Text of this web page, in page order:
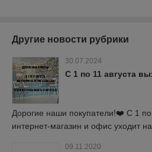
Другие новости рубрики
30.07.2024
С 1 по 11 августа
Дорогие наши покупатели!❤️ С 1 по
интернет-магазин и офис уходит
09.11.2020